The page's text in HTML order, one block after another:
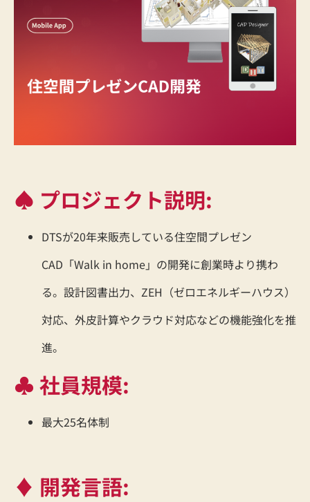
♠ プロジェクト説明:
DTSが20年来販売している住空間プレゼン
CAD「Walk in home」の開発に創業時より携わ
る。設計図書出力、ZEH（ゼロエネルギーハウス）
対応、外皮計算やクラウド対応などの機能強化を推
進。
♣ 社員規模:
最大25名体制
♦ 開発言語: